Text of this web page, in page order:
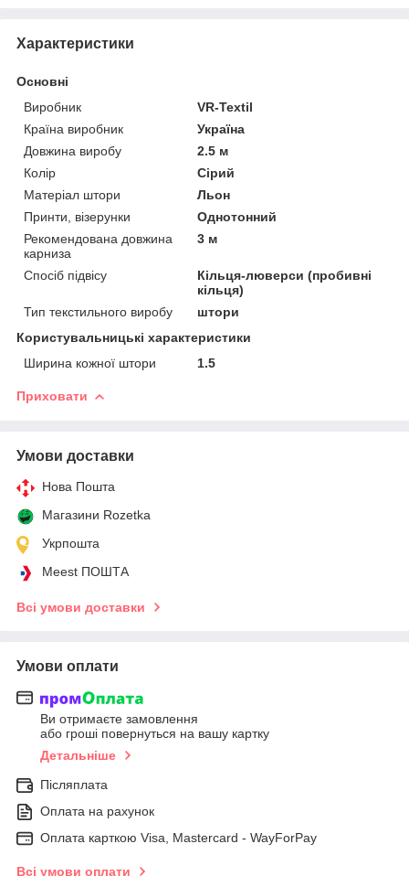
Характеристики
Основні
Виробник
VR-Textil
Країна виробник
Україна
Довжина виробу
2.5 м
Колір
Сірий
Матеріал штори
Льон
Принти, візерунки
Однотонний
Рекомендована довжина
карниза
3 м
Спосіб підвісу
Кільця-люверси (пробивні
кільця)
Тип текстильного виробу
штори
Користувальницькі характеристики
Ширина кожної штори
1.5
Приховати
Умови доставки
Нова Пошта
Магазини Rozetka
Укрпошта
Meest ПОШТА
Всі умови доставки
Умови оплати
Ви отримаєте замовлення
або гроші повернуться на вашу картку
Детальніше
Післяплата
Оплата на рахунок
Оплата карткою Visa, Mastercard - WayForPay
Всі умови оплати